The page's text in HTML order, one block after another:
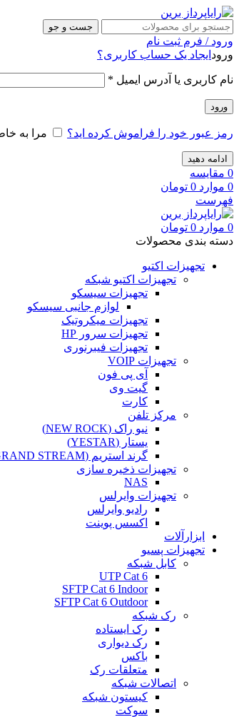
جست و جو
ورود / فرم ثبت نام
ورود ایجاد یک حساب کاربری؟
نام کاربری یا آدرس ایمیل *
ورود
رمز عبور خود را فراموش کرده اید؟ مرا به
ادامه دهید
0 مقایسه
0 موارد 0 تومان
فهرست
0 موارد 0 تومان
دسته بندی محصولات
تجهیزات اکتیو
تجهیزات اکتیو شبکه
تجهیزات سیسکو
لوازم جانبی سیسکو
تجهیزات میکروتیک
تجهیزات سرور HP
تجهیزات فیبرنوری
تجهیزات VOIP
آی پی فون
گیت وی
کارت
مرکز تلفن
نیو راک (NEW ROCK)
یستار (YESTAR)
گرند استریم (GRAND STREAM)
تجهیزات ذخیره سازی
NAS
تجهیزات وایرلس
رادیو وایرلس
اکسس پوینت
ابزارآلات
تجهیزات پسیو
کابل شبکه
UTP Cat 6
SFTP Cat 6 Indoor
SFTP Cat 6 Outdoor
رک شبکه
رک ایستاده
رک دیواری
باکس
متعلقات رک
اتصالات شبکه
کیستون شبکه
سوکت